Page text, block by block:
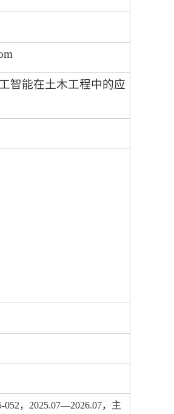
智能在土木工程中的应
052， 2025.07—2026.07，主